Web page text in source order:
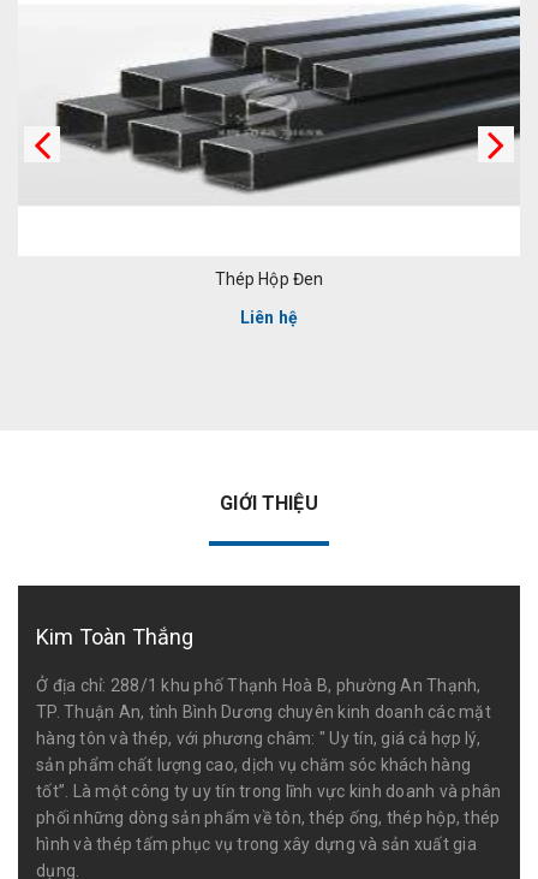
Thép Hộp Đen
Liên hệ
GIỚI THIỆU
Kim Toàn Thắng
Ở địa chỉ: 288/1 khu phố Thạnh Hoà B, phường An Thạnh,
TP. Thuận An, tỉnh Bình Dương chuyên kinh doanh các mặt
hàng tôn và thép, với phương châm: " Uy tín, giá cả hợp lý,
sản phẩm chất lượng cao, dịch vụ chăm sóc khách hàng
tốt”. Là một công ty uy tín trong lĩnh vực kinh doanh và phân
phối những dòng sản phẩm về tôn, thép ống, thép hộp, thép
hình và thép tấm phục vụ trong xây dựng và sản xuất gia
dụng.